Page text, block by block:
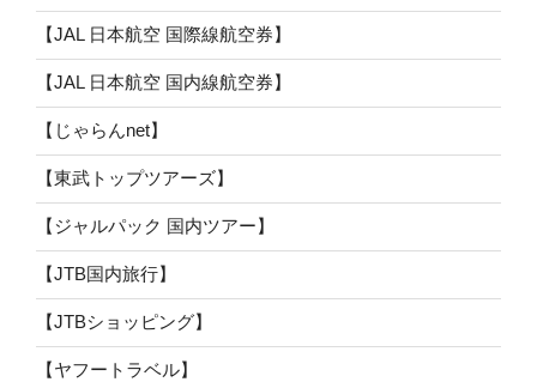
【JAL 日本航空 国際線航空券】
【JAL 日本航空 国内線航空券】
【じゃらんnet】
【東武トップツアーズ】
【ジャルパック 国内ツアー】
【JTB国内旅行】
【JTBショッピング】
【ヤフートラベル】